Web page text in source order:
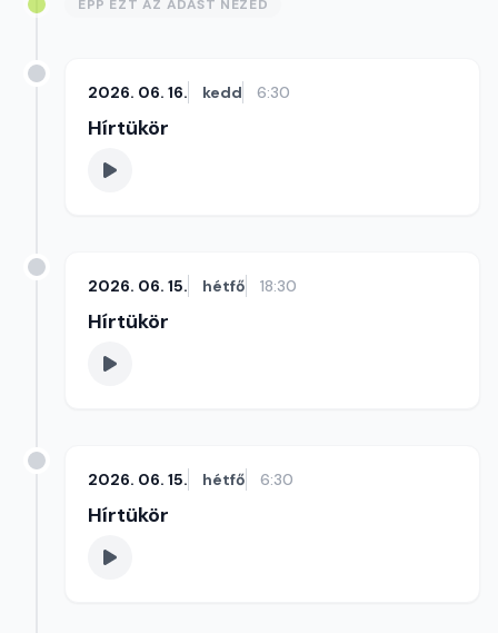
ÉPP EZT AZ ADÁST NÉZED
2026. 06. 16. kedd 6:30
Hírtükör
2026. 06. 15. hétfő 18:30
Hírtükör
2026. 06. 15. hétfő 6:30
Hírtükör